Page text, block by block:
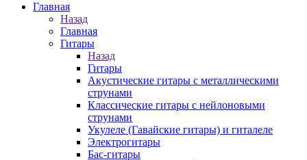
Главная
Назад
Главная
Гитары
Назад
Гитары
Акустические гитары с металлическими
струнами
Классические гитары с нейлоновыми
струнами
Укулеле (Гавайские гитары) и гиталеле
Электрогитары
Бас-гитары